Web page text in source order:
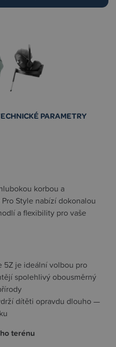
PARAMETRY
korbou a
Style nabízí dokonalou
a flexibility pro vaše
5Z je ideální volbou pro
spolehlivý obousměrný
dítěti opravdu dlouho —
terénu